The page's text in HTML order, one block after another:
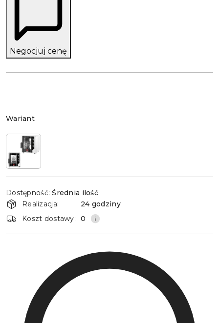
Negocjuj cenę
Wariant
Wariant
i
dostawa
Dostępność: Średnia ilość
Realizacja:
24 godziny
Koszt dostawy:
0